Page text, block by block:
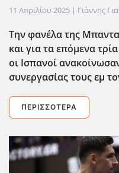
11 Απριλίου 2025 | Γιάννης
Την φανέλα της
και για τα επόμενα
οι Ισπανοί
συνεργασίας τους εμ
ΠΕΡΙΣΣΌΤΕΡΑ